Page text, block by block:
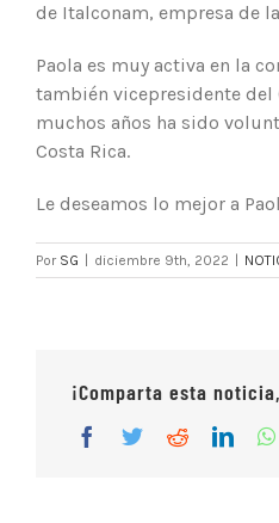
de Italconam, empresa de
Paola es muy activa en la
también vicepresidente del
muchos años ha sido
Costa Rica.
Le deseamos lo mejor a
Por SG diciembre 9th, 2022
¡Comparta esta
Facebook
TwitterReddit